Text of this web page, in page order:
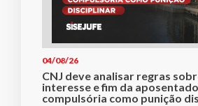
04/08/26
CNJ deve analisar regras
interesse e fim da
compulsória como punição